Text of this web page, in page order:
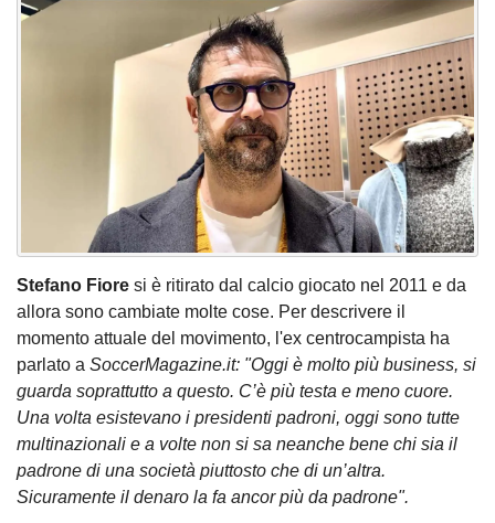
Stefano Fiore si è ritirato dal calcio giocato nel 2011 e da
allora sono cambiate molte cose. Per descrivere il
momento attuale del movimento, l'ex centrocampista ha
parlato a SoccerMagazine.it: "Oggi è molto più business, si
guarda soprattutto a questo. C’è più testa e meno cuore.
Una volta esistevano i presidenti padroni, oggi sono tutte
multinazionali e a volte non si sa neanche bene chi sia il
padrone di una società piuttosto che di un’altra.
Sicuramente il denaro la fa ancor più da padrone".